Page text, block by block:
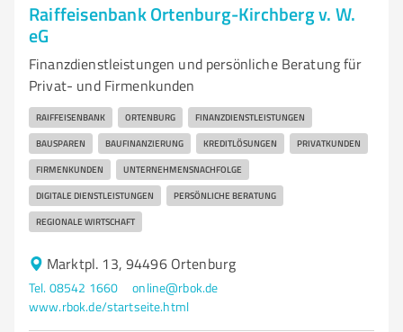
Raiffeisenbank Ortenburg-Kirchberg v. W.
eG
Finanzdienstleistungen und persönliche Beratung für
Privat- und Firmenkunden
RAIFFEISENBANK ORTENBURG FINANZDIENSTLEISTUNGEN
BAUSPAREN BAUFINANZIERUNG KREDITLÖSUNGEN PRIVATKUNDEN
FIRMENKUNDEN UNTERNEHMENSNACHFOLGE
DIGITALE DIENSTLEISTUNGEN PERSÖNLICHE BERATUNG
REGIONALE WIRTSCHAFT
Marktpl. 13, 94496 Ortenburg
Tel. 08542 1660
online@rbok.de
www.rbok.de/startseite.html